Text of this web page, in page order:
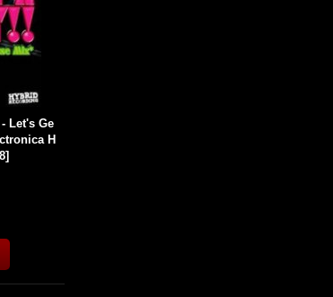
Let's Ge
H
]